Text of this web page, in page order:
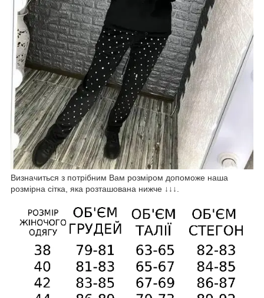
Визначиться з потрібним Вам розміром допоможе наша
розмірна сітка, яка розташована нижче ↓↓↓.